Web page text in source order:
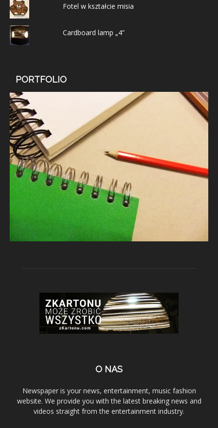
Fotel w kształcie misia
Cardboard lamp „4”
PORTFOLIO
O NAS
Newspaper is your news, entertainment, music fashion
website. We provide you with the latest breaking news and
videos straight from the entertainment industry.